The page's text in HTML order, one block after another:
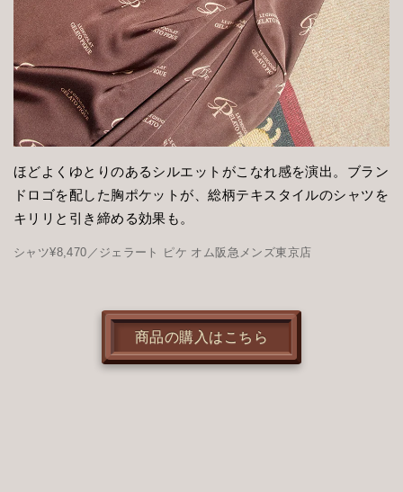
ほどよくゆとりのあるシルエットがこなれ感を演出。ブラン
ドロゴを配した胸ポケットが、総柄テキスタイルのシャツを
キリリと引き締める効果も。
シャツ¥8,470／ジェラート ピケ オム阪急メンズ東京店
商品の購入はこちら